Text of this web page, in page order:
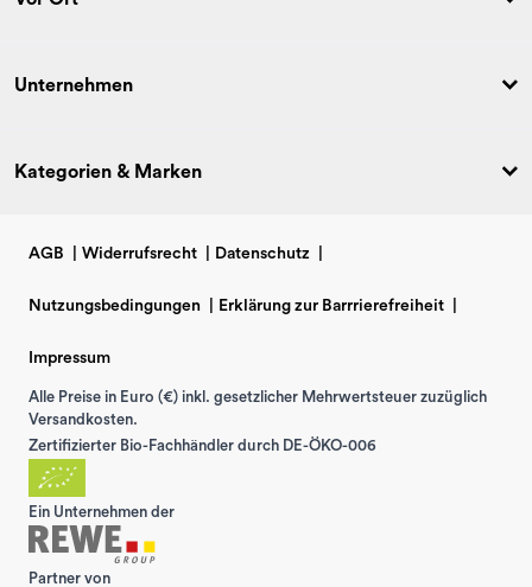
Unternehmen
Kategorien & Marken
AGB Widerrufsrecht Datenschutz
Nutzungsbedingungen Erklärung zur Barrrierefreiheit
Impressum
Alle Preise in Euro (€) inkl. gesetzlicher Mehrwertsteuer zuzüglich
Versandkosten.
Zertifizierter Bio-Fachhändler durch DE-ÖKO-006
Ein Unternehmen der
Partner von